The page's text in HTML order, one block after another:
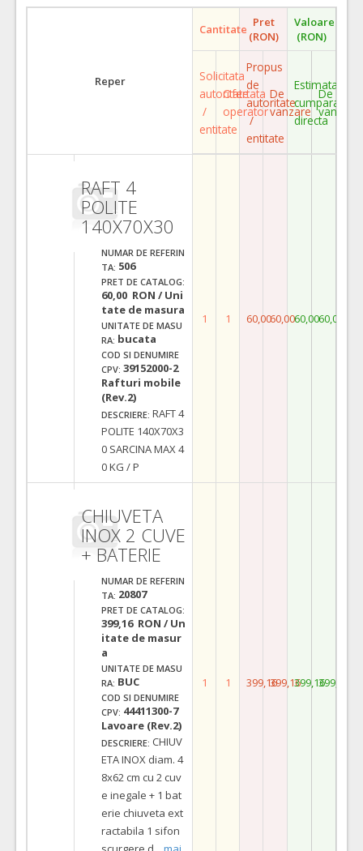
Reper
Cantitate Pret
(RON)
Valoare
(RON)
Solicitata
autoritate
/
entitate
Ofertata
operator
Propus
de
autoritate
/
entitate
De
vanzare
Estimata
cumparare
directa
De
vanzare
RAFT 4
POLITE
140X70X30
NUMAR DE REFERIN
TA: 506
PRET DE CATALOG:
60,00 RON / Uni
tate de masura
UNITATE DE MASU
RA: bucata
COD SI DENUMIRE
CPV: 39152000-2
Rafturi mobile
(Rev.2)
DESCRIERE: RAFT 4
POLITE 140X70X3
0 SARCINA MAX 4
0 KG / P
1 1 60,0060,0060,0060,00
CHIUVETA
INOX 2 CUVE
+ BATERIE
NUMAR DE REFERIN
TA: 20807
PRET DE CATALOG:
399,16 RON / Un
itate de masur
a
UNITATE DE MASU
RA: BUC
COD SI DENUMIRE
CPV: 44411300-7
Lavoare (Rev.2)
DESCRIERE: CHIUV
ETA INOX diam. 4
8x62 cm cu 2 cuv
e inegale + 1 bat
erie chiuveta ext
ractabila 1 sifon
1 1 399,16399,16399,16399,16